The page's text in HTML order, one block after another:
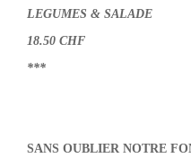
LEGUMES & SALADE
18.50 CHF
***
SANS OUBLIER NOTRE